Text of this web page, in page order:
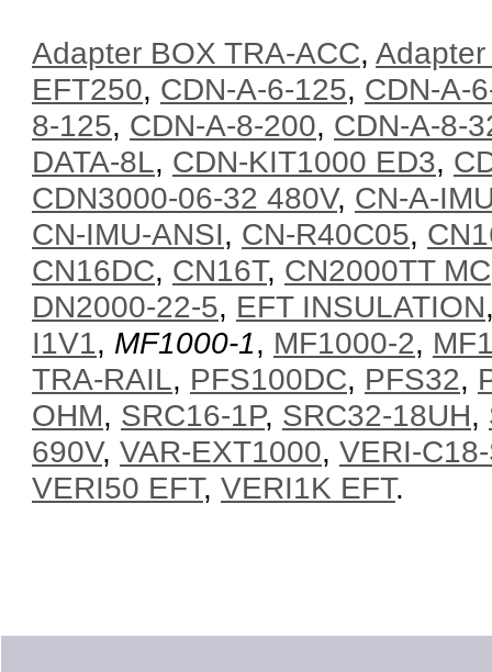
Adapter BOX TRA-ACC, Adapter
EFT250, CDN-A-6-125, CDN-A-
8-125, CDN-A-8-200, CDN-A-8-
DATA-8L, CDN-KIT1000 ED3,
CDN3000-06-32 480V, CN-A-
CN-IMU-ANSI, CN-R40C05,
CN16DC, CN16T, CN2000TT MC
DN2000-22-5, EFT INSULATION
I1V1, MF1000-1, MF1000-2,
TRA-RAIL, PFS100DC, PFS32,
OHM, SRC16-1P, SRC32-18UH,
690V, VAR-EXT1000, VERI-
VERI50 EFT, VERI1K EFT.